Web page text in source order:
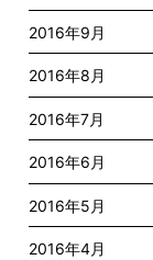
2016年9月
2016年8月
2016年7月
2016年6月
2016年5月
2016年4月